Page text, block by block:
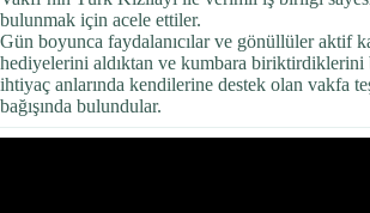
bulunmak için acele ettiler.
Gün boyunca faydalanıcılar ve gönüllüler aktif
hediyelerini aldıktan ve kumbara biriktirdiklerini
ihtiyaç anlarında kendilerine destek olan vakfa
bağışında bulundular.